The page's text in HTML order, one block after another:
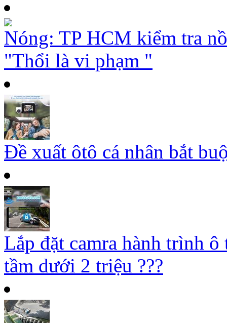
Nóng: TP HCM kiểm tra
"Thổi là vi phạm "
Đề xuất ôtô cá nhân bắt
Lắp đặt camra hành trình
tầm dưới 2 triệu ???